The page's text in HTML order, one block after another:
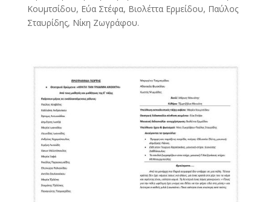
Κουμτσίδου, Εύα Στέφα, Βιολέττα Ερμείδου, Παύλος
Σταυρίδης, Νίκη Ζωγράφου.